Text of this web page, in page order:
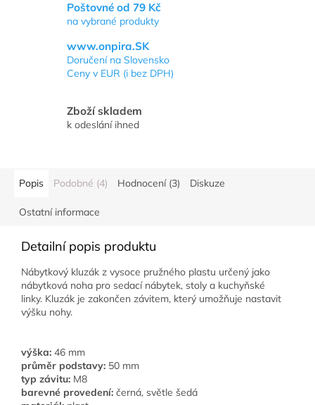
Poštovné od 79 Kč
na vybrané produkty
www.onpira.SK
Doručení na Slovensko
Ceny v EUR (i bez DPH)
Zboží skladem
k odeslání ihned
Popis Podobné (4) Hodnocení (3) Diskuze
Ostatní informace
Detailní popis produktu
Nábytkový kluzák z vysoce pružného plastu určený jako
nábytková noha pro sedací nábytek, stoly a kuchyňské
linky. Kluzák je zakončen závitem, který umožňuje nastavit
výšku nohy.
výška: 46 mm
průměr podstavy: 50 mm
typ závitu: M8
barevné provedení: černá, světle šedá